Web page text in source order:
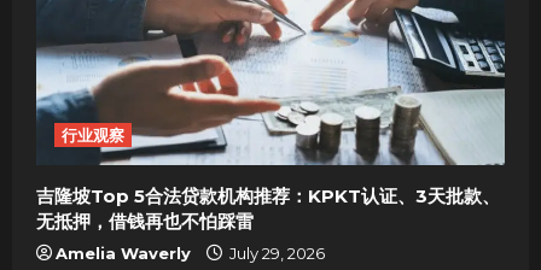
行业观察
吉隆坡Top 5合法贷款机构推荐：KPKT认证、3天批款、
无抵押，借钱再也不怕踩雷
Amelia Waverly July 29, 2026